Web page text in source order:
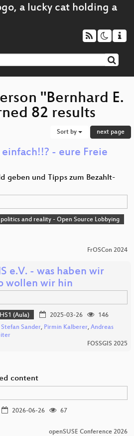
"Bernhard E.
82 results
Sort by next page
- eure Freie
geben und Tipps zum Bezahlt-
and reality - Open Source Lobbying
FrOSCon 2024
e.V. - was haben wir
wollen wir hin
HS1 (Aula) 2025-03-26
146
Stefan Sander, Pirmin Kalberer, Andreas
FOSSGIS 2025
content
2026-06-26
67
openSUSE Conference 2026